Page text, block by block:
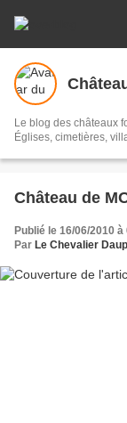
Le blog des châteaux
Églises, cimetières,
Château de
Publié le 16/06/2010 à
Par Le Chevalier